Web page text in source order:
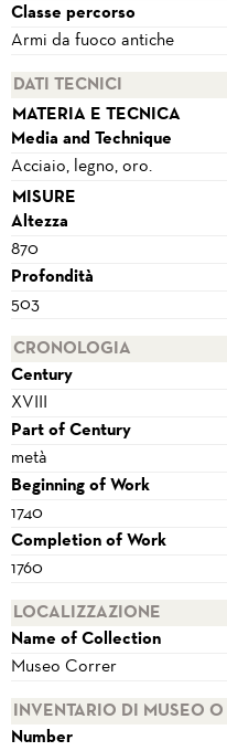
Classe percorso
Armi da fuoco antiche
DATI TECNICI
MATERIA E TECNICA
Media and Technique
Acciaio, legno, oro.
MISURE
Altezza
870
Profondità
503
CRONOLOGIA
Century
XVIII
Part of Century
metà
Beginning of Work
1740
Completion of Work
1760
LOCALIZZAZIONE
Name of Collection
Museo Correr
INVENTARIO DI MUSEO
Number